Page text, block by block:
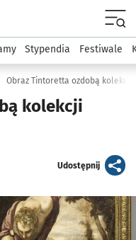
Kultura
Stypendia Festiwale
Obraz Tintoretta ozdobą kolekcji
kolekcji
Udostępnijartykuł